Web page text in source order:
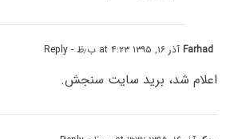
Farhadآذر ۱۶, ۱۳۹۵ at ۴:۲۳ ب٫ظ - Reply
اعلام شد، برید سایت سنجش.